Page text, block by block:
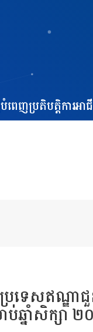
ពេញប្រតិបត្តិការអាជី
រទេស​ឥណ្ឌា​ជួ
ឆ្នាំ​សិក្សា​